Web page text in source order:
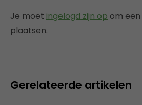
Je moet ingelogd zijn op om
plaatsen.
Gerelateerde artikelen